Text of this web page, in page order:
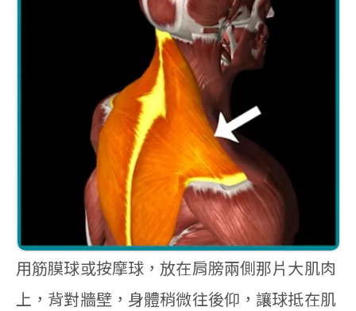
用筋膜球或按摩球，放在肩膀兩側那片大肌肉
上，背對牆壁，身體稍微往後仰，讓球抵在肌